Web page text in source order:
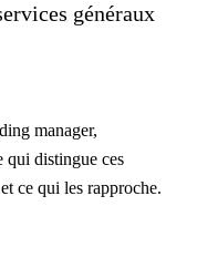
généraux
manager,
qui distingue ces
ce qui les rapproche.